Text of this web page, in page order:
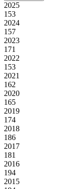
2025
153
2024
157
2023
171
2022
153
2021
162
2020
165
2019
174
2018
186
2017
181
2016
194
2015